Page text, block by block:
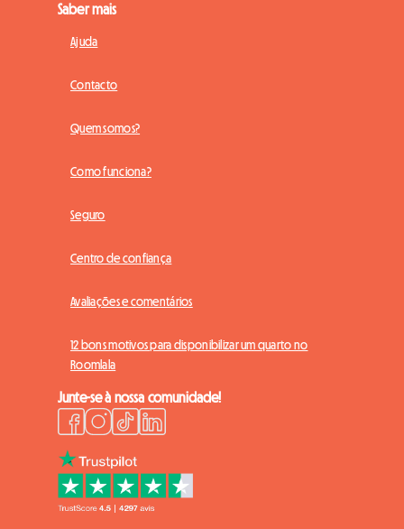
Saber mais
Ajuda
Contacto
Quem somos?
Como funciona?
Seguro
Centro de confiança
Avaliações e comentários
12 bons motivos para disponibilizar um quarto no
Roomlala
Junte-se à nossa comunidade!